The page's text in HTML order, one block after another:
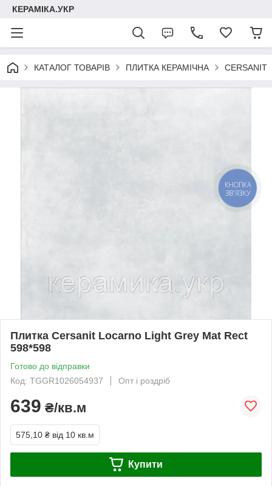
КЕРАМІКА.УКР
КАТАЛОГ ТОВАРІВ ПЛИТКА КЕРАМІЧНА CERSANIT
Плитка Cersanit Locarno Light Grey Mat Rect
598*598
Готово до відправки
Код: TGGR1026054937
Опт і роздріб
639 ₴/кв.м
575,10 ₴ від 10 кв.м
Купити
КНОПКА
ЗВ'ЯЗКУ